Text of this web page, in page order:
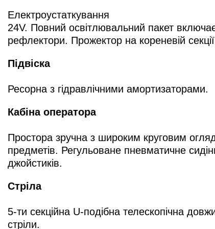
Електроустаткування
24V. Повний освітлювальний пакет
рефлектори. Прожектор на кореневій
Підвіска
Ресорна з гідравлічними амортизаторами.
Кабіна оператора
Простора зручна з широким круговим
предметів. Регульоване пневматичне
джойстиків.
Стріла
5-ти секційна U-подібна телескопічна
стріли.